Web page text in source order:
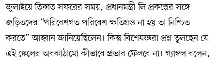
জুলাইয়ে তিব্বত সফরের সময়, প্রধানমন্ত্রী লি প্রকল্পের সঙ্গে
জড়িতদের “পরিবেশগত পরিবেশ ক্ষতিগ্রস্ত না হয় তা নিশ্চিত
করতে” আহ্বান জানিয়েছিলেন। কিন্তু বিশেষজ্ঞরা প্রশ্ন তুলছেন যে
এই স্কেলের অবকাঠামো কীভাবে প্রভাব ফেলবে না। গ্যাম্বল বলেন,